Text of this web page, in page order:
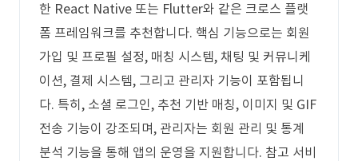
한 React Native 또는 Flutter와 같은 크로스 플랫
폼 프레임워크를 추천합니다. 핵심 기능으로는 회원
가입 및 프로필 설정, 매칭 시스템, 채팅 및 커뮤니케
이션, 결제 시스템, 그리고 관리자 기능이 포함됩니
다. 특히, 소셜 로그인, 추천 기반 매칭, 이미지 및 GIF
전송 기능이 강조되며, 관리자는 회원 관리 및 통계
분석 기능을 통해 앱의 운영을 지원합니다. 참고 서비